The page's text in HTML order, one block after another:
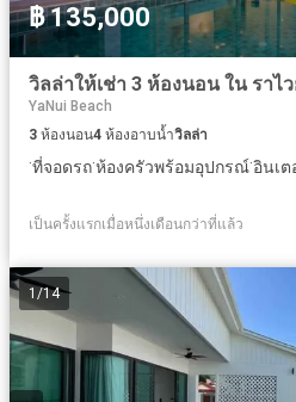
฿ 135,000
วิลล่าให้เช่า 3 ห้องนอน ใน ราไ
YaNui Beach
3 ห้องนอน4 ห้องอาบน้ำวิลล่า
·ที่จอดรถ·ห้องครัวพร้อมอุปกรณ์·อินเต
เป็นครั้งแรกเมื่อหนึ่งเดือนกว่าที่แล้ว
1 /14